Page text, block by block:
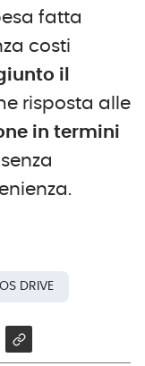
fatta
costi
il
risposta alle
in termini
DRIVE